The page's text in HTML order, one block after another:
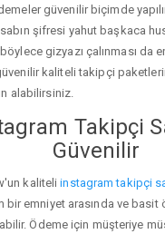
güvenilir biçimde
şifresi yahut başkaca
gizyazı çalınması da
kaliteli takipçi
alabilirsiniz.
Takipçi
Güvenilir
kaliteliinstagram takipçi
bir emniyet arasında ve basit
Ödeme için müşteriye